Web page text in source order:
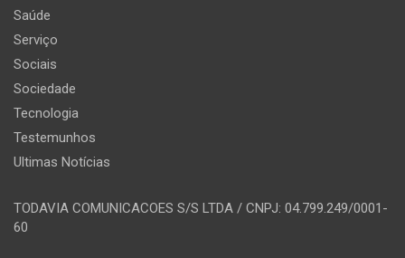
Saúde
Serviço
Sociais
Sociedade
Tecnologia
Testemunhos
Ultimas Notícias
TODAVIA COMUNICACOES S/S LTDA / CNPJ: 04.799.249/0001-
60